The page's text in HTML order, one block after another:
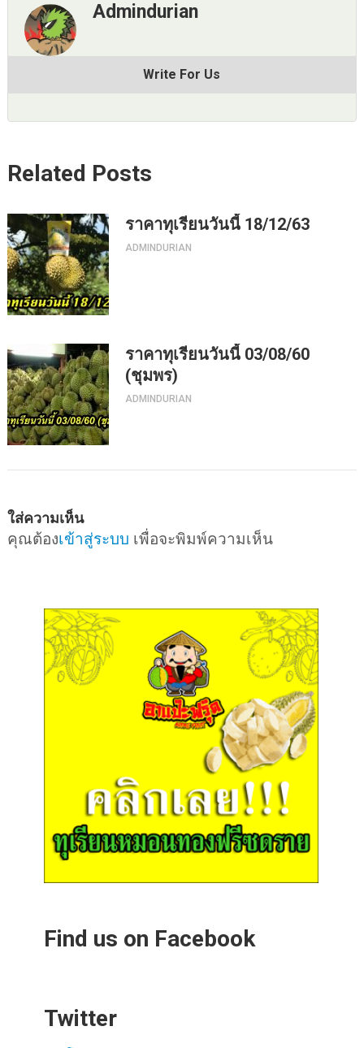
Admindurian
Write For Us
Related Posts
ราคาทุเรียนวันนี้ 18/12/63
ADMINDURIAN
ราคาทุเรียนวันนี้ 03/08/60
(ชุมพร)
ADMINDURIAN
ใส่ความเห็น
คุณต้องเข้าสู่ระบบ เพื่อจะพิมพ์ความเห็น
Find us on Facebook
Twitter